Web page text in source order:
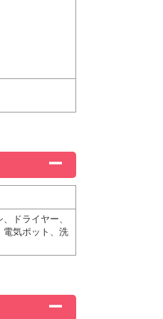
ドライヤー、
電気ポット、洗